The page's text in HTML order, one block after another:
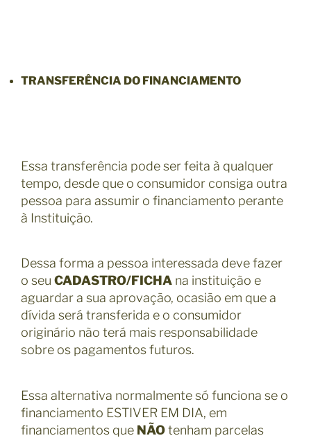
TRANSFERÊNCIA DO FINANCIAMENTO
Essa transferência pode ser feita à qualquer
tempo, desde que o consumidor consiga outra
pessoa para assumir o financiamento perante
à Instituição.
Dessa forma a pessoa interessada deve fazer
o seu CADASTRO/FICHA na instituição e
aguardar a sua aprovação, ocasião em que a
dívida será transferida e o consumidor
originário não terá mais responsabilidade
sobre os pagamentos futuros.
Essa alternativa normalmente só funciona se o
financiamento ESTIVER EM DIA, em
financiamentos que NÃOtenham parcelas